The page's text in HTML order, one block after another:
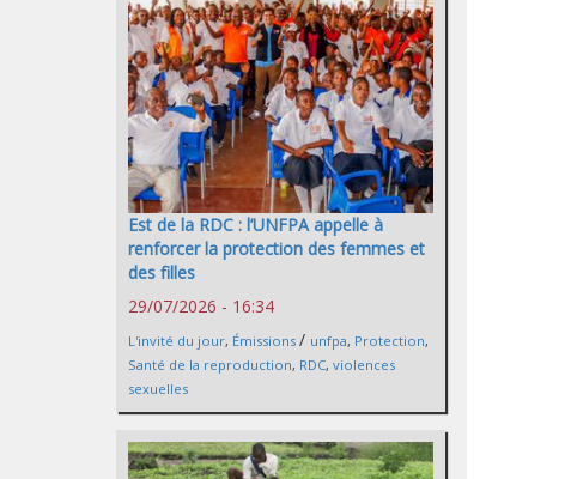
Est de la RDC : l’UNFPA appelle à
renforcer la protection des femmes et
des filles
29/07/2026 - 16:34
L'invité du jour, Émissions / unfpa, Protection,
Santé de la reproduction, RDC, violences
sexuelles